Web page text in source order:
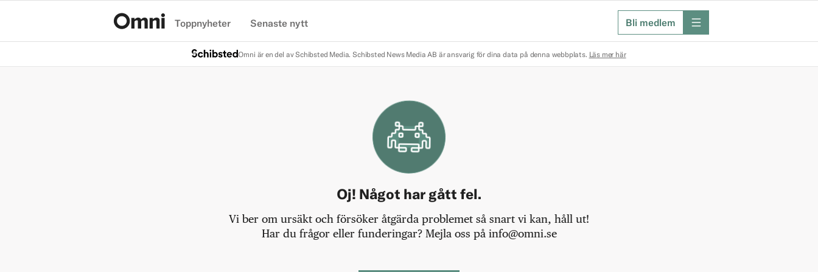
Toppnyheter Senaste nytt Bli medlem meny
Omni är en del av Schibsted Media. Schibsted News Media AB är ansvarig för dina data på denna webbplats. Läs mer här
Oj! Något har gått fel.
Vi ber om ursäkt och försöker åtgärda problemet så snart vi kan, håll ut!
Har du frågor eller funderingar? Mejla oss på info@omni.se